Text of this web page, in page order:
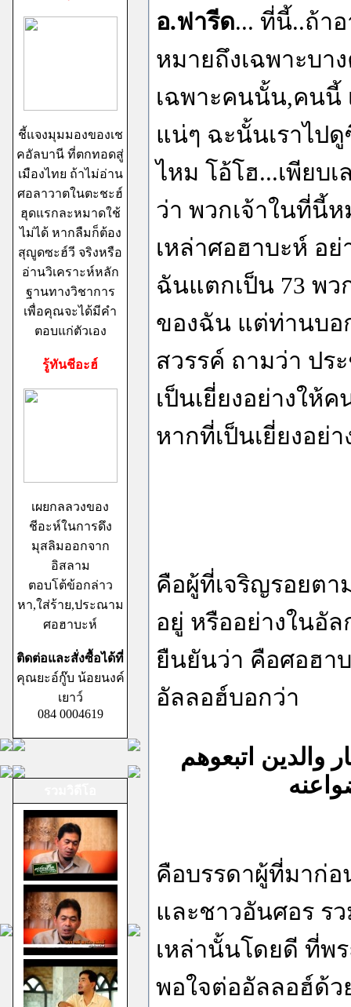
ชี้แจงมุมมองของเช
คอัลบานี ที่ตกทอดสู่
เมืองไทย ถ้าไม่อ่าน
ศอลาวาตในตะชะฮ์
ฮุดแรกละหมาดใช้
ไม่ได้ หากลืมก็ต้อง
สุญูดซะฮ์วี จริงหรือ
อ่านวิเคราะห์หลัก
ฐานทางวิชาการ
เพื่อคุณจะได้มีคำ
ตอบแก่ตัวเอง
รู้ทันชีอะฮ์
เผยกลลวงของ
ชีอะห์ในการดึง
มุสลิมออกจาก
อิสลาม
ตอบโต้ข้อกล่าว
หา,ใส่ร้าย,ประณาม
ศอฮาบะห์
ติดต่อและสั่งซื้อได้ที่
คุณยะอ์กู๊บ น้อยนงค์
เยาว์
084 0004619
อ.ฟารีด... ที่นี้..ถ้า
หมายถึงเฉพาะบา
เฉพาะคนนั้น,คนนี้
แน่ๆ ฉะนั้นเราไป
ไหม โอ้โฮ...เพียบ
ว่า พวกเจ้าในที่นี้
เหล่าศอฮาบะห์ อ
ฉันแตกเป็น 73 พว
ของฉัน แต่ท่านบอ
สวรรค์ ถามว่า ปร
เป็นเยี่ยงอย่างให้
หากที่เป็นเยี่ยงอย่
คือผู้ที่เจริญรอยต
อยู่ หรืออย่างในอั
ยืนยันว่า คือศอฮา
อัลลอฮ์บอกว่า
والدين اتبعوهم
คือบรรดาผู้ที่มาก่
และชาวอันศอร ร
เหล่านั้นโดยดี ที่พ
พอใจต่ออัลลอฮ์ด้ว